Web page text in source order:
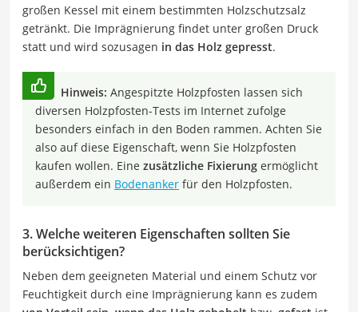
großen Kessel mit einem bestimmten Holzschutzsalz
getränkt. Die Imprägnierung findet unter großen Druck
statt und wird sozusagen in das Holz gepresst.
Hinweis: Angespitzte Holzpfosten lassen sich
diversen Holzpfosten-Tests im Internet zufolge
besonders einfach in den Boden rammen. Achten Sie
also auf diese Eigenschaft, wenn Sie Holzpfosten
kaufen wollen. Eine zusätzliche Fixierung ermöglicht
außerdem ein Bodenanker für den Holzpfosten.
3. Welche weiteren Eigenschaften sollten Sie
berücksichtigen?
Neben dem geeigneten Material und einem Schutz vor
Feuchtigkeit durch eine Imprägnierung kann es zudem